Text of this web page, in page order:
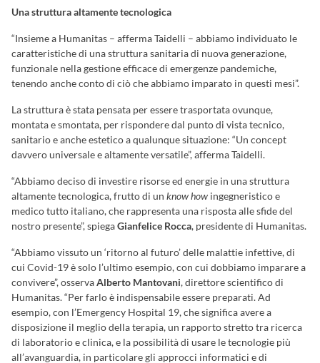
Una struttura altamente tecnologica
“Insieme a Humanitas – afferma Taidelli – abbiamo individuato le
caratteristiche di una struttura sanitaria di nuova generazione,
funzionale nella gestione efficace di emergenze pandemiche,
tenendo anche conto di ciò che abbiamo imparato in questi mesi”.
La struttura è stata pensata per essere trasportata ovunque,
montata e smontata, per rispondere dal punto di vista tecnico,
sanitario e anche estetico a qualunque situazione: “Un concept
davvero universale e altamente versatile”, afferma Taidelli.
“Abbiamo deciso di investire risorse ed energie in una struttura
altamente tecnologica, frutto di un know how ingegneristico e
medico tutto italiano, che rappresenta una risposta alle sfide del
nostro presente”, spiegaGianfelice Rocca, presidente di Humanitas.
“Abbiamo vissuto un ‘ritorno al futuro’ delle malattie infettive, di
cui Covid-19 è solo l’ultimo esempio, con cui dobbiamo imparare a
convivere”, osservaAlberto Mantovani, direttore scientifico di
Humanitas. “Per farlo è indispensabile essere preparati. Ad
esempio, con l’Emergency Hospital 19, che significa avere a
disposizione il meglio della terapia, un rapporto stretto tra ricerca
di laboratorio e clinica, e la possibilità di usare le tecnologie più
all’avanguardia, in particolare gli approcci informatici e di